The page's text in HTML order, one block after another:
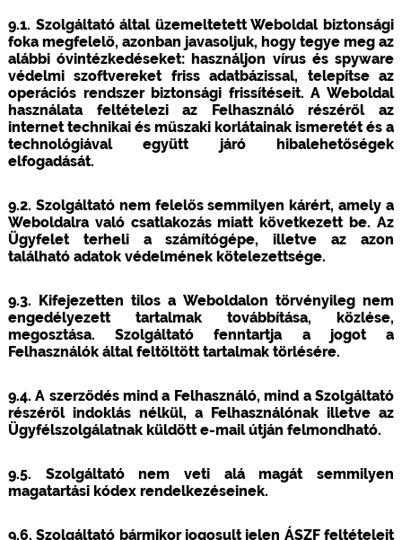
9.1. Szolgáltató által üzemeltetett Weboldal biztonsági
foka megfelelő, azonban javasoljuk, hogy tegye meg az
alábbi óvintézkedéseket: használjon vírus és spyware
védelmi szoftvereket friss adatbázissal, telepítse az
operációs rendszer biztonsági frissítéseit. A Weboldal
használata feltételezi az Felhasználó részéről az
internet technikai és műszaki korlátainak ismeretét és a
technológiával együtt járó hibalehetőségek
elfogadását.
9.2. Szolgáltató nem felelős semmilyen kárért, amely a
Weboldalra való csatlakozás miatt következett be. Az
Ügyfelet terheli a számítógépe, illetve az azon
található adatok védelmének kötelezettsége.
9.3. Kifejezetten tilos a Weboldalon törvényileg nem
engedélyezett tartalmak továbbítása, közlése,
megosztása. Szolgáltató fenntartja a jogot a
Felhasználók által feltöltött tartalmak törlésére.
9.4. A szerződés mind a Felhasználó, mind a Szolgáltató
részéről indoklás nélkül, a Felhasználónak illetve az
Ügyfélszolgálatnak küldött e-mail útján felmondható.
9.5. Szolgáltató nem veti alá magát semmilyen
magatartási kódex rendelkezéseinek.
9.6. Szolgáltató bármikor jogosult jelen ÁSZF feltételeit